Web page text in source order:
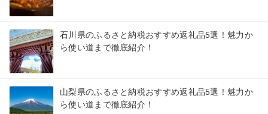
石川県のふるさと納税おすすめ返礼品5選！魅力か
ら使い道まで徹底紹介！
山梨県のふるさと納税おすすめ返礼品5選！魅力か
ら使い道まで徹底紹介！